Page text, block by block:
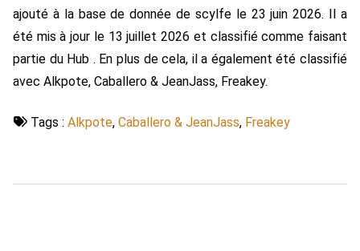
ajouté à la base de donnée de scylfe le 23 juin 2026. Il a
été mis à jour le 13 juillet 2026 et classifié comme faisant
partie du Hub . En plus de cela, il a également été classifié
avec Alkpote, Caballero & JeanJass, Freakey.
Tags : Alkpote, Caballero & JeanJass, Freakey